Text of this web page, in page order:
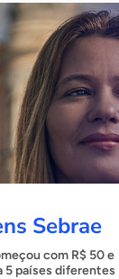
Sebrae
com R$ 50 e
5 países diferentes